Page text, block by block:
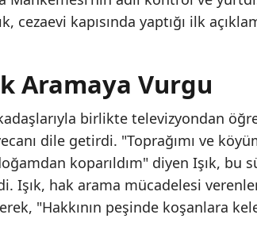
cezaevi kapısında yaptığı ilk
Aramaya Vurgu
birlikte televizyondan
dile getirdi. "Toprağımı ve
koparıldım" diyen Işık, bu
Işık, hak arama mücadelesi
"Hakkının peşinde koşanlara